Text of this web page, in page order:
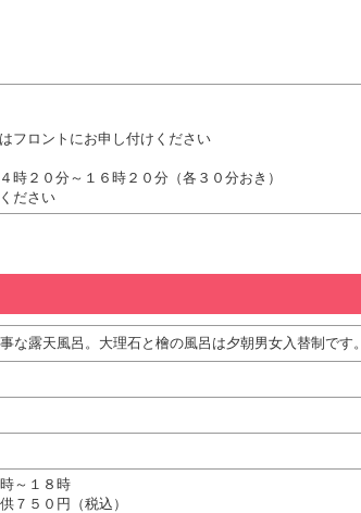
フロントにお申し付けください
時２０分～１６時２０分（各３０分おき）
ださい
な露天風呂。大理石と檜の風呂は夕朝男女入替制です。
～１８時
７５０円（税込）